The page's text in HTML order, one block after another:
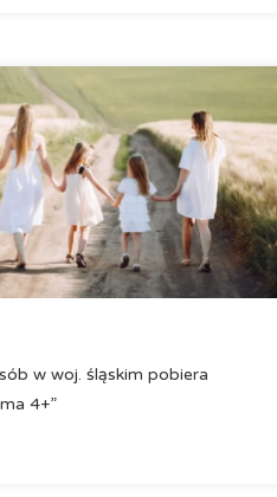
w woj. śląskim pobiera
4+”